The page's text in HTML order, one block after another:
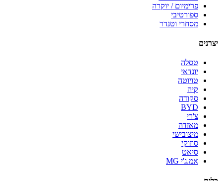
פרימיום / יוקרה
ספורטיבי
מסחרי וטנדר
יצרנים
טסלה
יונדאי
טויוטה
קיה
סקודה
BYD
צ'רי
מאזדה
מיצובישי
סוזוקי
סיאט
אמ.ג'י MG